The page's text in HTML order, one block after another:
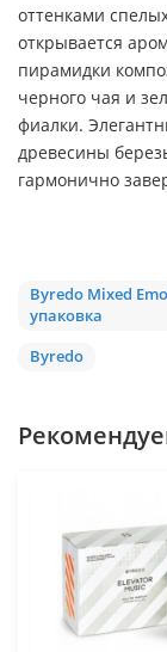
оттенками
открывается
пирамидки
черного чая и
фиалки.
древесины
гармонично
Byredo Mixed
упаковка
Byredo